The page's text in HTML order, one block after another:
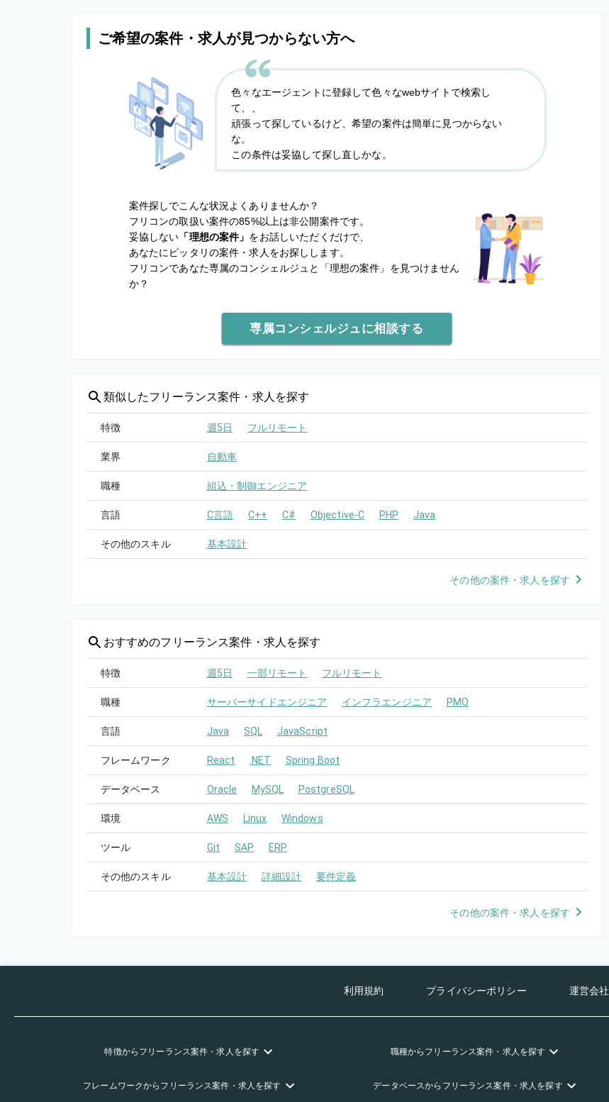
ご希望の案件・求人が見つからない方へ
色々なエージェントに登録して色々なwebサイトで検索し
て、、
頑張って探しているけど、希望の案件は簡単に見つからない
な。
この条件は妥協して探し直しかな。
案件探しでこんな状況よくありませんか？
フリコンの取扱い案件の85%以上は非公開案件です。
妥協しない 「理想の案件」 をお話しいただくだけで、
あなたにピッタリの案件・求人をお探しします。
フリコンであなた専属のコンシェルジュと
「理想の案件」を見つけません
か？
専属コンシェルジュに相談する
類似したフリーランス案件・求人を探す
特徴 週5日 フルリモート
業界 自動車
職種 組込・制御エンジニア
言語 C言語 C++ C# Objective-C PHP Java
その他のスキル 基本設計
その他の案件・求人を探す
おすすめのフリーランス案件・求人を探す
特徴 週5日 一部リモート フルリモート
職種 サーバーサイドエンジニア インフラエンジニア PMO
言語 Java SQL JavaScript
フレームワーク React .NET Spring Boot
データベース Oracle MySQL PostgreSQL
環境 AWS Linux Windows
ツール Git SAP ERP
その他のスキル 基本設計 詳細設計 要件定義
その他の案件・求人を探す
利用規約 プライバシーポリシー 運営会社
特徴からフリーランス案件・求人を探す 職種からフリーランス案件・求人を探す
フレームワークからフリーランス案件・求人を探す データベースからフリーランス案件・求人を探す